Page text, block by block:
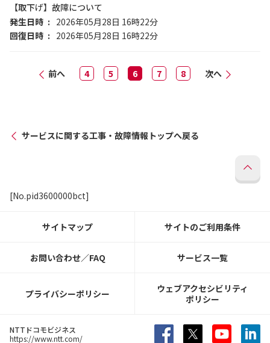
【取下げ】故障について
発生日時
2026年05月28日 16時22分
回復日時
2026年05月28日 16時22分
前へ 4 5 6 7 8 次へ
サービスに関する工事・故障情報トップへ戻る
[No.pid3600000bct]
サイトマップ サイトのご利用条件
お問い合わせ／FAQ サービス一覧
プライバシーポリシー
ウェブアクセシビリティ
ポリシー
NTTドコモビジネス
https://www.ntt.com/